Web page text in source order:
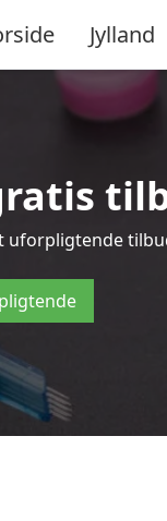
Jylland
uforpligtende